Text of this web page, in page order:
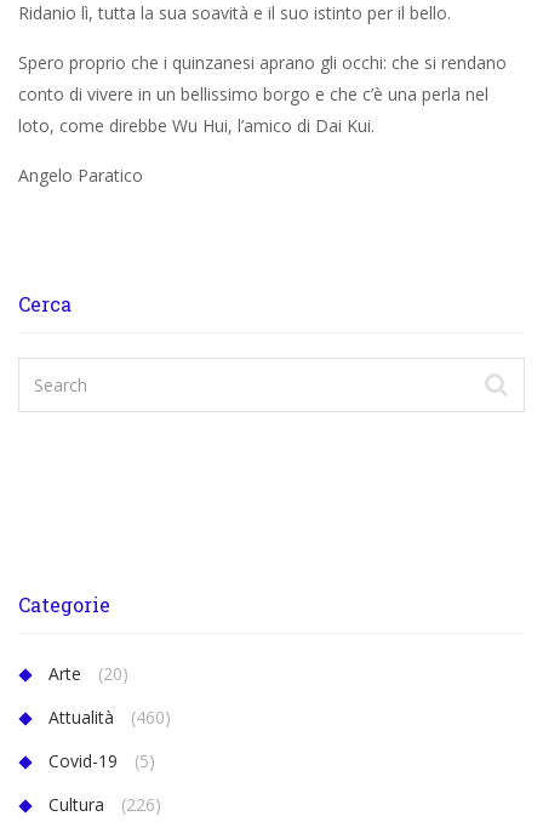
Ridanio lì, tutta la sua soavità e il suo istinto per il bello.
Spero proprio che i quinzanesi aprano gli occhi: che si rendano
conto di vivere in un bellissimo borgo e che c’è una perla nel
loto, come direbbe Wu Hui, l’amico di Dai Kui.
Angelo Paratico
Cerca
Categorie
Arte
(20)
Attualità
(460)
Covid-19
(5)
Cultura
(226)